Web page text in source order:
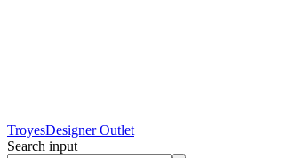
TroyesDesigner Outlet
Search input